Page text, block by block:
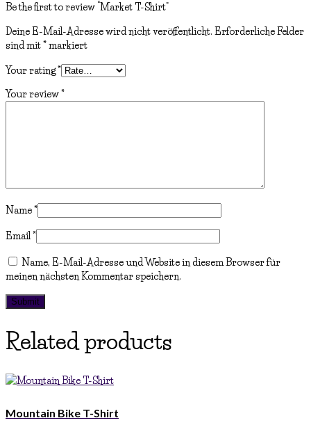
Be the first to review “Market T-Shirt”
Deine E-Mail-Adresse wird nicht veröffentlicht. Erforderliche Felder
sind mit*markiert
Your rating*
Your review*
Name*
Email*
Name, E-Mail-Adresse und Website in diesem Browser für
meinen nächsten Kommentar speichern.
Related products
Mountain Bike T-Shirt